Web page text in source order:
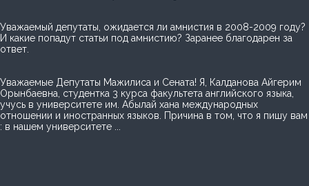
Уважаемый депутаты, ожидается ли амнистия в 2008-2009 году?
И какие попадут статьи под амнистию? Заранее благодарен за
ответ.
Уважаемые Депутаты Мажилиса и Сената! Я, Калданова Айгерим
Орынбаевна, студентка 3 курса факультета английского языка,
учусь в университете им. Абылай хана международных
отношении и иностранных языков. Причина в том, что я пишу вам
: в нашем университете ...